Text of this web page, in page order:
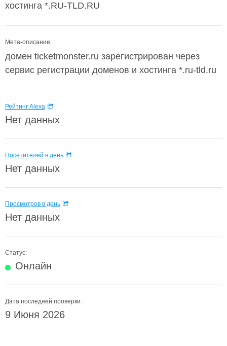
хостинга *.RU-TLD.RU
Мета-описание:
домен ticketmonster.ru зарегистрирован через
сервис регистрации доменов и хостинга *.ru-tld.ru
Рейтинг Alexa
Нет данных
Посетителей в день
Нет данных
Просмотров в день
Нет данных
Статус:
Онлайн
Дата последней проверки:
9 Июня 2026